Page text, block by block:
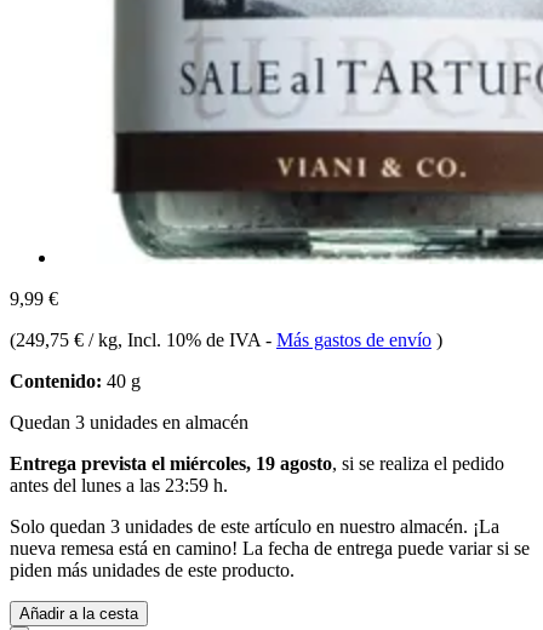
9,99 €
(249,75 € / kg, Incl. 10% de IVA - Más gastos de envío )
Contenido: 40 g
Quedan 3 unidades en almacén
Entrega prevista el miércoles, 19 agosto, si se realiza el pedido
antes del lunes a las 23:59 h.
Solo quedan 3 unidades de este artículo en nuestro almacén. ¡La
nueva remesa está en camino! La fecha de entrega puede variar si se
piden más unidades de este producto.
Añadir a la cesta